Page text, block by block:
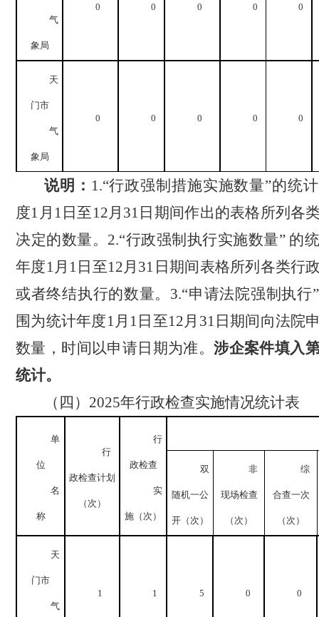
气
象局
0 0 0 0 0
天
门市
气
象局
0 0 0 0 0
说明： 1.“行政强制措施实施数量”的统
度1 月 1 日至12月 31 日 期间作出的表格所列各
决定的数量。 2.“行政强制执行实施数量” 的
年度1月 1 日至12月 31 日 期间表格所列各类行
或者终结执行的数量。 3.“申请法院强制执行
围为统计年度1月 1 日至12月 31 日期间向法院
数量，时间以申请日期为准。涉企案件填入
统计。
（ 四 ） 2025年行政检查实施情况统计表
单
位
名
称
行
政检查计划
（次）
行
政检查
实
施（次）
双
随机一公
开（次）
非
现场检查
（次）
综
合查一次
（次）
天
门市
气
1 1 5 0 0